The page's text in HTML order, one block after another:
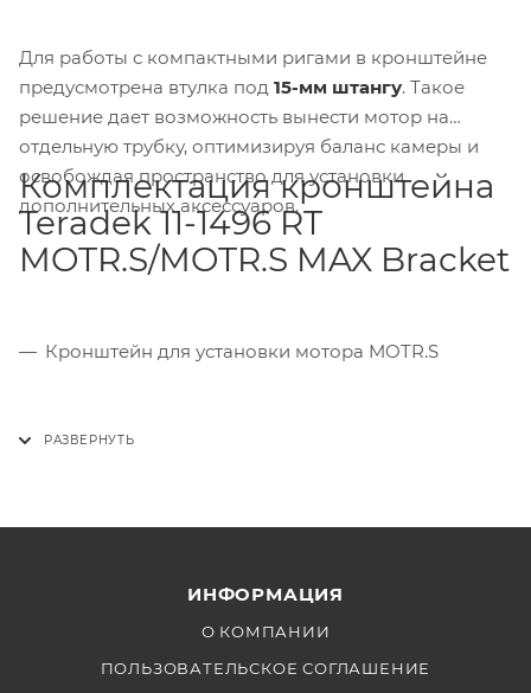
Для работы с компактными ригами в кронштейне
предусмотрена втулка под 15-мм штангу. Такое
решение дает возможность вынести мотор на
отдельную трубку, оптимизируя баланс камеры и
освобождая пространство для установки
дополнительных аксессуаров.
Комплектация кронштейна
Teradek 11-1496 RT
MOTR.S/MOTR.S MAX Bracket
Кронштейн для установки мотора MOTR.S
ИНФОРМАЦИЯ
О КОМПАНИИ
ПОЛЬЗОВАТЕЛЬСКОЕ СОГЛАШЕНИЕ